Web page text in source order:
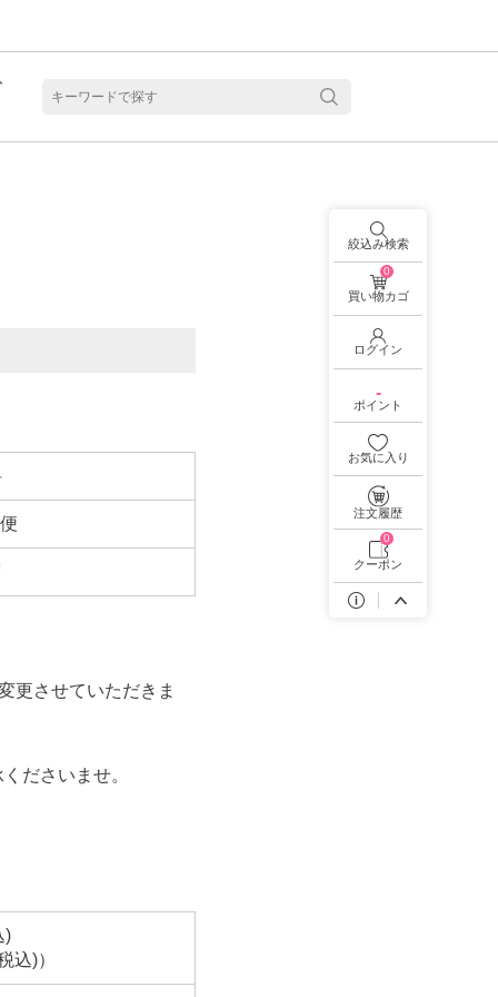
更させていただきま
ださいませ。
)
込)）
絞込み検索
0
買い物カゴ
ログイン
-
ポイント
お気に入り
注文履歴
0
クーポン
コン・サークルレンズ 2week商品一覧を見る
リアコンタクトレンズ 2week 商品一覧を見る